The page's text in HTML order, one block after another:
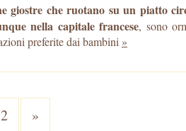
giostre che ruotano su un piatto
nella capitale francese, sono
preferite dai bambini »
2 »